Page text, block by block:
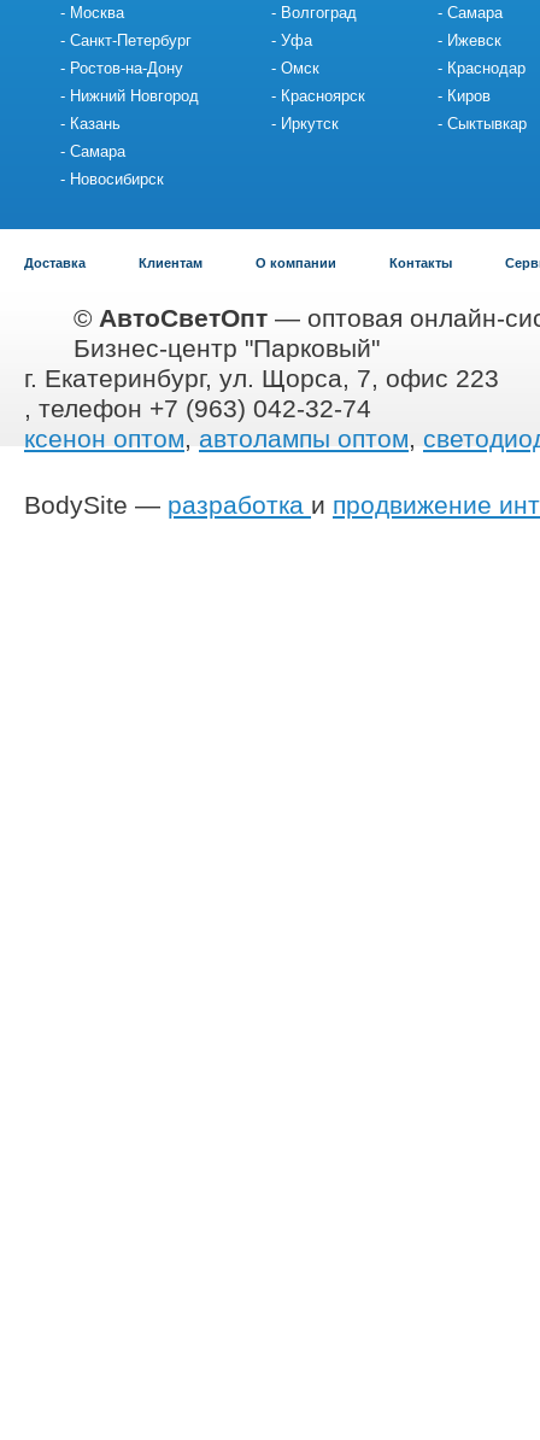
Москва
Санкт-Петербург
Ростов-на-Дону
Нижний Новгород
Казань
Самара
Новосибирск
Волгоград
Уфа
Омск
Красноярск
Иркутск
Самара
Ижевск
Краснодар
Киров
Сыктывкар
Доставка Клиентам О компании Контакты
© АвтоСветОпт — оптовая онлайн-
Бизнес-центр "Парковый"
г. Екатеринбург, ул. Щорса, 7, офис 223
, телефон +7 (963) 042-32-74
ксенон оптом, автолампы оптом,
BodySite — разработка и продвижение